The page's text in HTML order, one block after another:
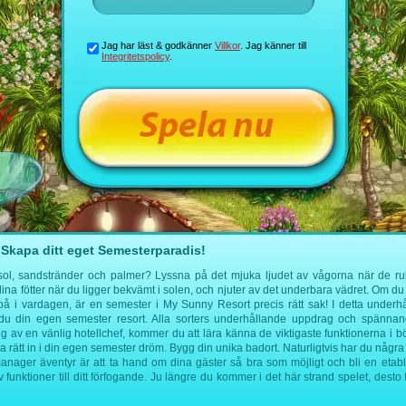
ditt eget Semesterparadis!
sandstränder och palmer? Lyssna på det mjuka ljudet av vågorna när de
fötter när du ligger bekvämt i solen, och njuter av det underbara vädret. Om
i vardagen, är en semester i My Sunny Resort precis rätt sak! I detta
din egen semester resort. Alla sorters underhållande uppdrag och
av en vänlig hotellchef, kommer du att lära känna de viktigaste funktionerna i
rätt in i din egen semester dröm. Bygg din unika badort. Naturligtvis har du
äventyr är att ta hand om dina gäster så bra som möjligt och bli en
funktioner till ditt förfogande. Ju längre du kommer i det här strand spelet, desto
Jag har läst & godkänner Villkor. Jag känner till
Integritetspolicy.